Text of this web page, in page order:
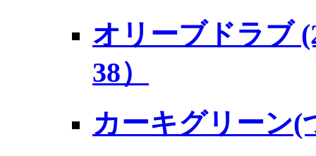
オリーブドラブ
38）
カーキグリーン